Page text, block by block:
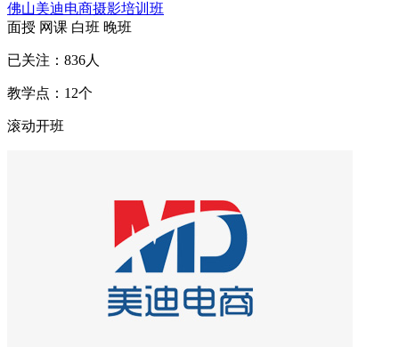
佛山美迪电商摄影培训班
面授 网课 白班 晚班
已关注： 836人
教学点： 12个
滚动开班